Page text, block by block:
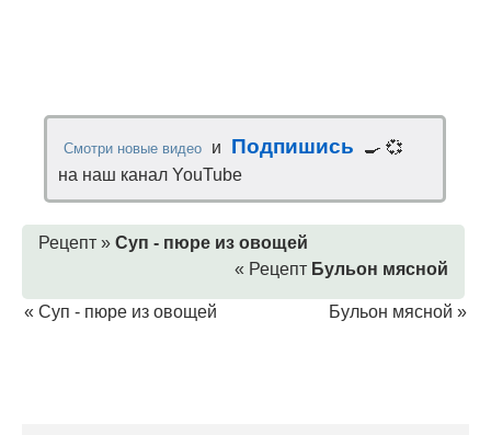
Смотри новые видео и Подпишись
🍳 💞
на наш канал YouTube
Рецепт » Суп - пюре из овощей
« Рецепт Бульон мясной
« Суп - пюре из овощей Бульон мясной »